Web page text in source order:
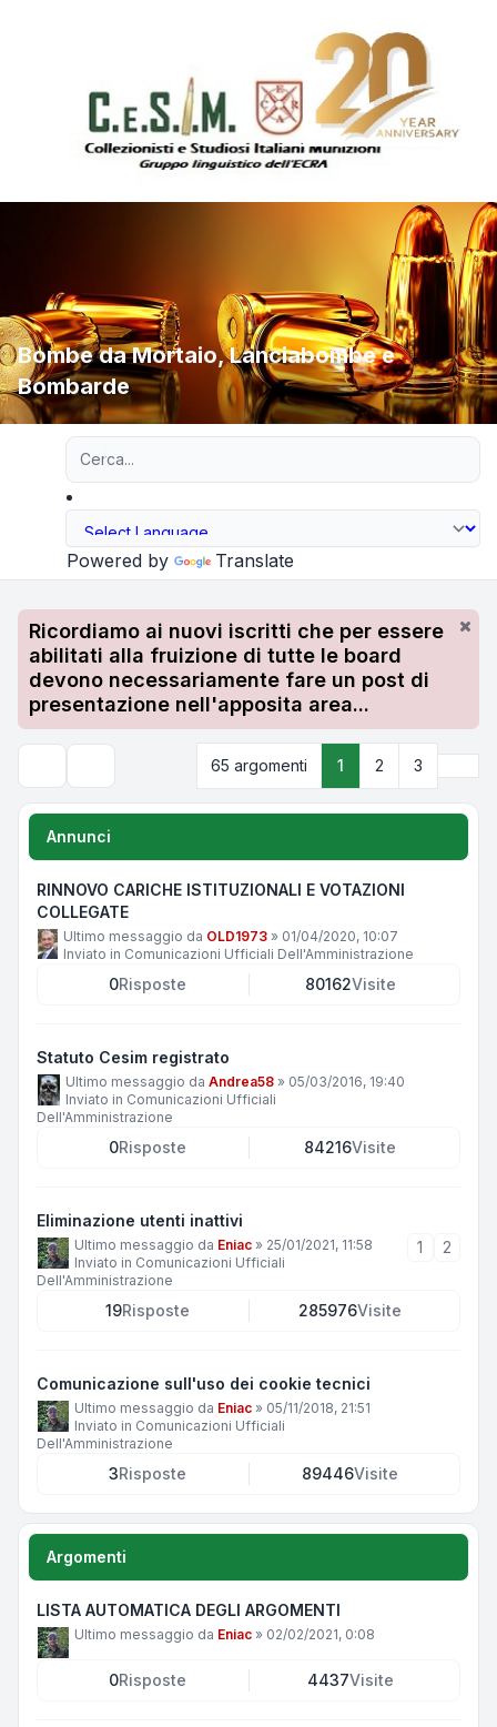
Bombe da Mortaio, Lanciabombe e
Bombarde
Powered by Translate
Ricordiamo ai nuovi iscritti che per essere
abilitati alla fruizione di tutte le board
devono necessariamente fare un post di
presentazione nell'apposita area...
65 argomenti 1 2 3
Annunci
RINNOVO CARICHE ISTITUZIONALI E VOTAZIONI
COLLEGATE
Ultimo messaggio da OLD1973 » 01/04/2020, 10:07
Inviato in Comunicazioni Ufficiali Dell'Amministrazione
0Risposte 80162Visite
Statuto Cesim registrato
Ultimo messaggio da Andrea58 » 05/03/2016, 19:40
Inviato in Comunicazioni Ufficiali
Dell'Amministrazione
0Risposte 84216Visite
Eliminazione utenti inattivi
Ultimo messaggio da Eniac » 25/01/2021, 11:58
Inviato in Comunicazioni Ufficiali
Dell'Amministrazione
1 2
19Risposte 285976Visite
Comunicazione sull'uso dei cookie tecnici
Ultimo messaggio da Eniac » 05/11/2018, 21:51
Inviato in Comunicazioni Ufficiali
Dell'Amministrazione
3Risposte 89446Visite
Argomenti
LISTA AUTOMATICA DEGLI ARGOMENTI
Ultimo messaggio da Eniac » 02/02/2021, 0:08
0Risposte 4437Visite